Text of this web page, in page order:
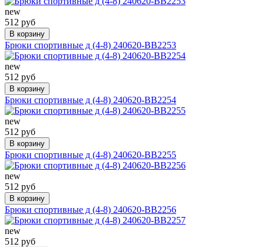
new
512 руб
В корзину
Брюки спортивные д (4-8) 240620-BB2253
new
512 руб
В корзину
Брюки спортивные д (4-8) 240620-BB2254
new
512 руб
В корзину
Брюки спортивные д (4-8) 240620-BB2255
new
512 руб
В корзину
Брюки спортивные д (4-8) 240620-BB2256
new
512 руб